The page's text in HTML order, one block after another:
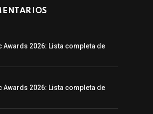
Awards 2026: Lista completa de
Awards 2026: Lista completa de